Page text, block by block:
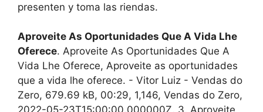
presenten y toma las riendas.
Aproveite As Oportunidades Que A Vida Lhe
Oferece. Aproveite As Oportunidades Que A
Vida Lhe Oferece, Aproveite as oportunidades
que a vida lhe oferece. - Vitor Luiz - Vendas do
Zero, 679.69 kB, 00:29, 1,146, Vendas do Zero,